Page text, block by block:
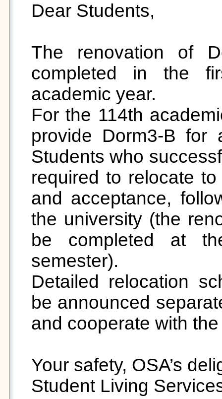
Dear Students,
The renovation of
completed in the
academic year.
For the 114th
provide Dorm3-B for
Students who
required to relocate
and acceptance,
the university (the
be completed at
semester).
Detailed relocation
be announced
and cooperate with
Your safety, OSA’s
Student Living